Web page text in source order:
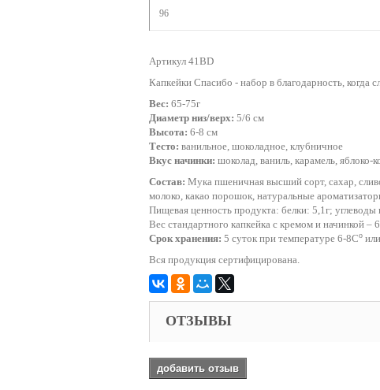
96
Артикул 41BD
Капкейки Спасибо - набор в благодарность, когда
Вес: 65-75г
Диаметр низ/верх: 5/6 см
Высота: 6-8 см
Тесто: ванильное, шоколадное, клубничное
Вкус начинки: шоколад, ваниль, карамель, яблоко-
Состав: Мука пшеничная высший сорт, сахар,
молоко, какао порошок, натуральные
Пищевая ценность продукта: белки: 5,1г;
Вес стандартного капкейка с кремом и начинкой –
Срок хранения: 5 суток при температуре 6-8Сo
Вся продукция сертифицирована.
ОТЗЫВЫ
добавить отзыв